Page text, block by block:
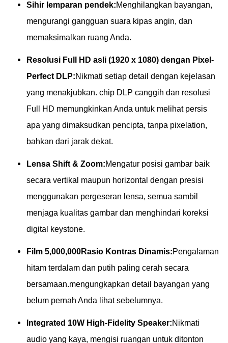
Sihir lemparan pendek:Menghilangkan bayangan,
mengurangi gangguan suara kipas angin, dan
memaksimalkan ruang Anda.
Resolusi Full HD asli (1920 x 1080) dengan Pixel-
Perfect DLP:Nikmati setiap detail dengan kejelasan
yang menakjubkan. chip DLP canggih dan resolusi
Full HD memungkinkan Anda untuk melihat persis
apa yang dimaksudkan pencipta, tanpa pixelation,
bahkan dari jarak dekat.
Lensa Shift & Zoom:Mengatur posisi gambar baik
secara vertikal maupun horizontal dengan presisi
menggunakan pergeseran lensa, semua sambil
menjaga kualitas gambar dan menghindari koreksi
digital keystone.
Film 5,000,000Rasio Kontras Dinamis:Pengalaman
hitam terdalam dan putih paling cerah secara
bersamaan.mengungkapkan detail bayangan yang
belum pernah Anda lihat sebelumnya.
Integrated 10W High-Fidelity Speaker:Nikmati
audio yang kaya, mengisi ruangan untuk ditonton